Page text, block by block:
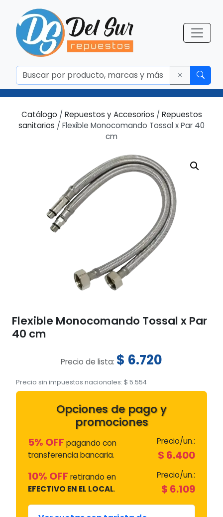
Catálogo / Repuestos y Accesorios / Repuestos
sanitarios / Flexible Monocomando Tossal x Par 40
cm
Flexible Monocomando Tossal x Par
40 cm
Precio de lista: $ 6.720
Precio sin impuestos nacionales: $ 5.554
Opciones de pago y
promociones
5% OFF pagando con
transferencia bancaria.
Precio/un.:
$ 6.400
10% OFF retirando en
EFECTIVO EN EL LOCAL.
Precio/un.:
$ 6.109